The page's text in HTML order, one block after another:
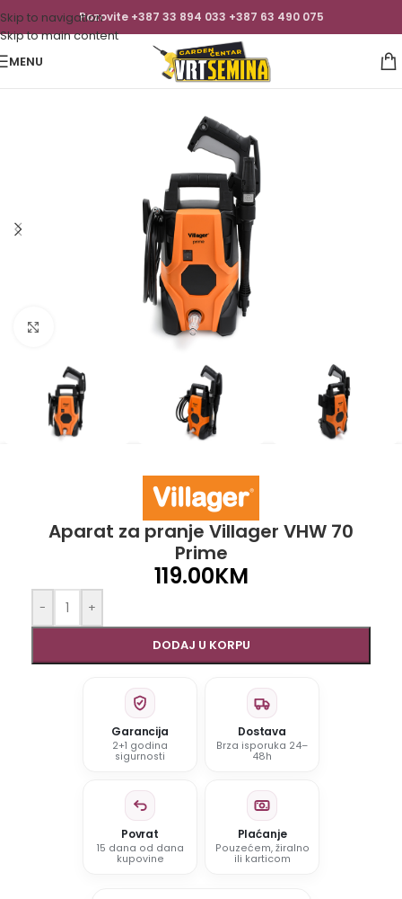
Skip to navigation
Skip to main content
Pozovite +387 33 894 033 +387 63 490 075
MENU
Aparat za pranje Villager VHW 70
Prime
119.00KM
- +
DODAJ U KORPU
Garancija
2+1 godina
sigurnosti
Dostava
Brza isporuka 24–
48h
Povrat
15 dana od dana
kupovine
Plaćanje
Pouzećem, žiralno
ili karticom